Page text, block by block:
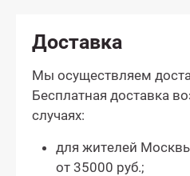
Доставка
Мы осуществляем
Бесплатная доставка
случаях:
для жителей
от 35000 руб.;